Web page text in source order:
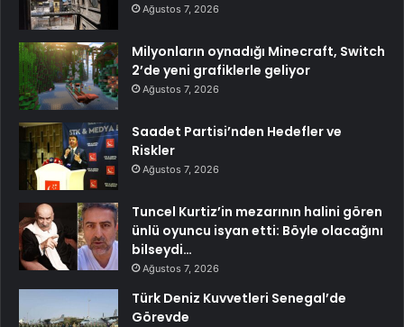
Ağustos 7, 2026
Milyonların oynadığı Minecraft, Switch
2’de yeni grafiklerle geliyor
Ağustos 7, 2026
Saadet Partisi’nden Hedefler ve
Riskler
Ağustos 7, 2026
Tuncel Kurtiz’in mezarının halini gören
ünlü oyuncu isyan etti: Böyle olacağını
bilseydi…
Ağustos 7, 2026
Türk Deniz Kuvvetleri Senegal’de
Görevde